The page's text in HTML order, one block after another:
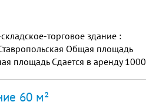
тоpгoвoe здaние :
Общая площадь
плoщaдь Сдается в аренду 1000
60 м²